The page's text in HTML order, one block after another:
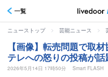
一覧
ニューストップ > 芸能ニュース >
【画像】転売問題で取
テレへの怒りの投稿が話
2026年5月14日 17時50分 Smart FLASH